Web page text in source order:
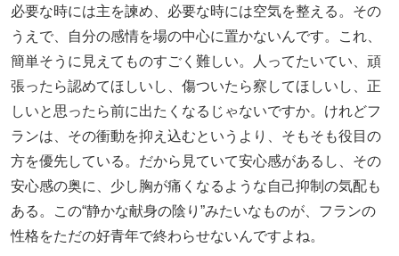
必要な時には主を諫め、必要な時には空気を整える。その
うえで、自分の感情を場の中心に置かないんです。これ、
簡単そうに見えてものすごく難しい。人ってたいてい、頑
張ったら認めてほしいし、傷ついたら察してほしいし、正
しいと思ったら前に出たくなるじゃないですか。けれどフ
ランは、その衝動を抑え込むというより、そもそも役目の
方を優先している。だから見ていて安心感があるし、その
安心感の奥に、少し胸が痛くなるような自己抑制の気配も
ある。この“静かな献身の陰り”みたいなものが、フランの
性格をただの好青年で終わらせないんですよね。